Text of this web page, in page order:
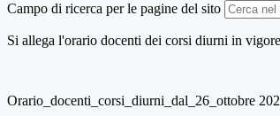
Campo di ricerca per le pagine del sito
Si allega l'orario docenti dei corsi diurni in
Orario_docenti_corsi_diurni_dal_26_ottobre